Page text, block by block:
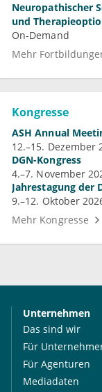
Neuropathischer
und
On-Demand
Mehr
Kongresse
ASH Annual
12.–15. Dezember
DGN-Kongress
4.–7. November
Jahrestagung der
9.–12. Oktober
Mehr Kongresse
Unternehmen
Das sind wir
Für
Für Agenturen
Mediadaten